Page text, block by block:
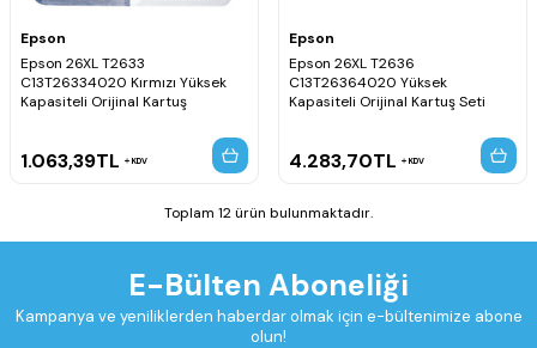
Epson
Epson 26XL T2633
C13T26334020 Kırmızı Yüksek
Kapasiteli Orijinal Kartuş
1.063,39TL KDV
Epson
Epson 26XL T2636
C13T26364020 Yüksek
Kapasiteli Orijinal Kartuş Seti
4.283,70TL KDV
Toplam 12 ürün bulunmaktadır.
E-Bülten Aboneliği
Kampanya ve yeniliklerden haberdar olmak için e-bültenimize abone
olun!